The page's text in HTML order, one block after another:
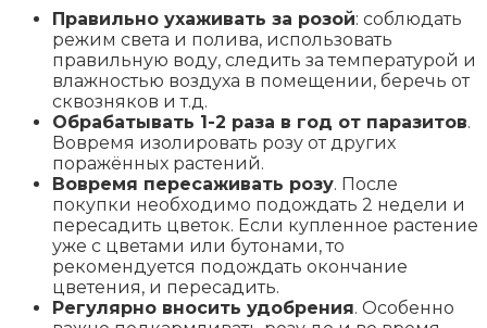
Правильно ухаживать за розой: соблюдать
режим света и полива, использовать
правильную воду, следить за температурой и
влажностью воздуха в помещении, беречь от
сквозняков и т.д.
Обрабатывать 1-2 раза в год от паразитов.
Вовремя изолировать розу от других
поражённых растений.
Вовремя пересаживать розу. После
покупки необходимо подождать 2 недели и
пересадить цветок. Если купленное растение
уже с цветами или бутонами, то
рекомендуется подождать окончание
цветения, и пересадить.
Регулярно вносить удобрения. Особенно